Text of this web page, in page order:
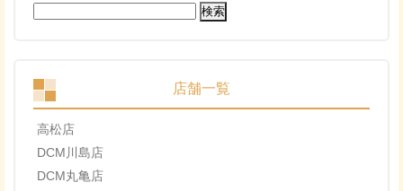
検
索:
店舗一覧
高松店
DCM川島店
DCM丸亀店